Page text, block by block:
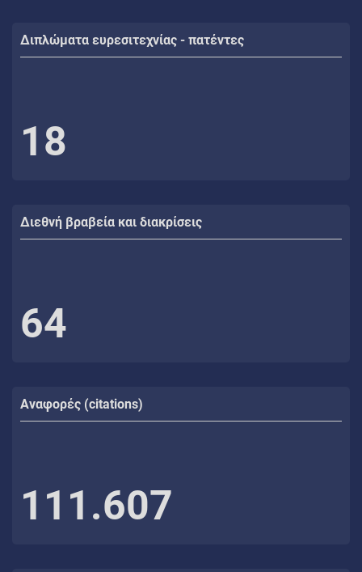
Διπλώματα ευρεσιτεχνίας - πατέντες
18
Διεθνή βραβεία και διακρίσεις
64
Αναφορές (citations)
111.607